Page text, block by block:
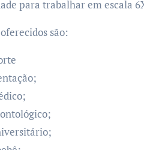
para trabalhar em escala
são: